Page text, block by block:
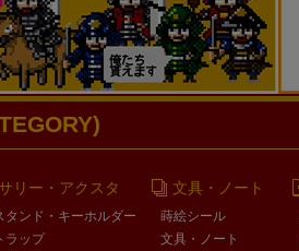
リー・アクスタ
タンド・キーホルダー
ラップ
文具・ノート
蒔絵シール
文具・ノート